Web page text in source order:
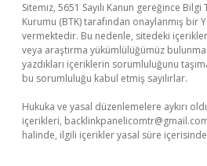
Sitemiz, 5651 Sayılı Kanun gereğince
Kurumu (BTK) tarafından onaylanmış bir
vermektedir. Bu nedenle, sitedeki
veya araştırma yükümlülüğümüz
yazdıkları içeriklerin sorumluluğunu
bu sorumluluğu kabul etmiş sayılırlar.
Hukuka ve yasal düzenlemelere aykırı
içerikleri,
halinde, ilgili içerikler yasal süre içerisinde